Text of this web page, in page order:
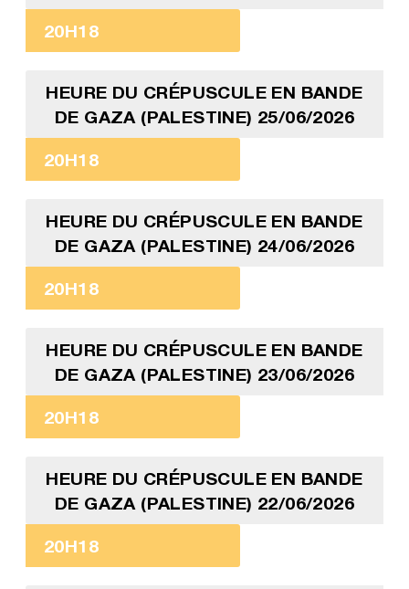
20H18
HEURE DU CRÉPUSCULE EN BANDE
DE GAZA (PALESTINE) 25/06/2026
20H18
HEURE DU CRÉPUSCULE EN BANDE
DE GAZA (PALESTINE) 24/06/2026
20H18
HEURE DU CRÉPUSCULE EN BANDE
DE GAZA (PALESTINE) 23/06/2026
20H18
HEURE DU CRÉPUSCULE EN BANDE
DE GAZA (PALESTINE) 22/06/2026
20H18